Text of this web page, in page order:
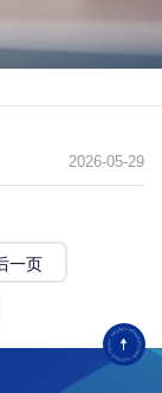
2026-05-29
一页